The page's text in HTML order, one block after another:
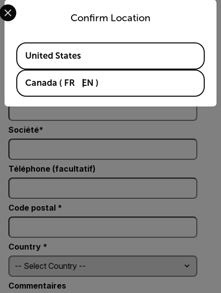
Prénom
Nom de famille
Courriel
Société
Téléphone (facultatif)
Code postal *
Country *
Commentaires
Confirm Location
Select your preferred country and language from the
Available Locations
United States
Canada ( FR EN )